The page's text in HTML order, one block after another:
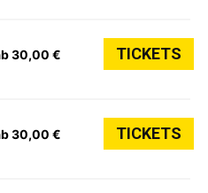
30,00 € TICKETS
30,00 € TICKETS